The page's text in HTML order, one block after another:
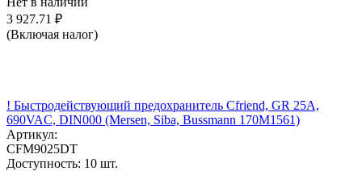
3 927.71 ₽
(Включая налог)
! Быстродействующий предохранитель Cfriend, GR 25А,
690VAC, DIN000 (Mersen, Siba, Bussmann 170M1561)
Артикул:
CFM9025DT
Доступность: 10 шт.